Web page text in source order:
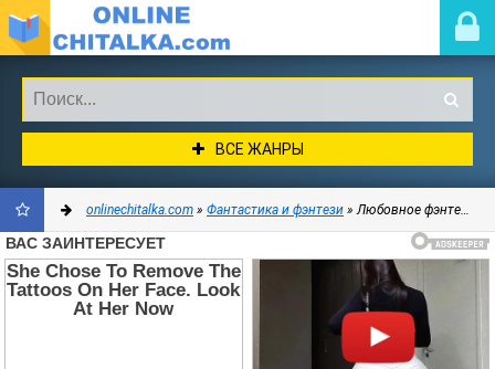
ВСЕ ЖАНРЫ
ДОБАВИТЬ
В
onlinechitalka.com » Фантастика и фэнтези » Любовное фэнтези